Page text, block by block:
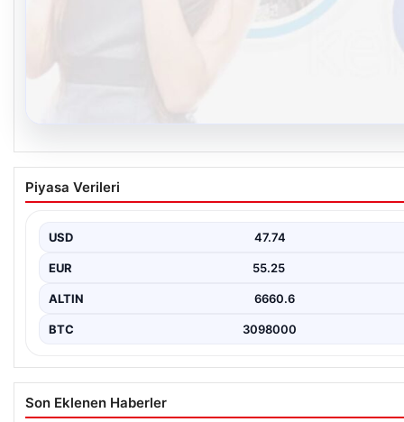
08.08.2026
Kelebek.Org İle Sanal İletişimin Seviyeli
Deneyimi
taşımaktadır. Halen çeşitli…
Piyasa Verileri
USD 47.74
EUR 55.25
ALTIN 6660.6
BTC 3098000
Son Eklenen Haberler